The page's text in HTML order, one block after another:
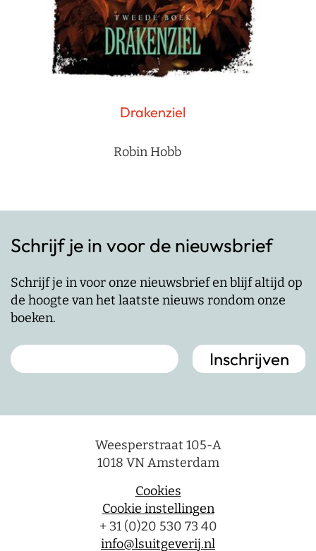
Drakenziel
Robin Hobb
Schrijf je in voor de nieuwsbrief
Schrijf je in voor onze nieuwsbrief en blijf altijd op
de hoogte van het laatste nieuws rondom onze
boeken.
Weesperstraat 105-A
1018 VN Amsterdam
Cookies
Cookie instellingen
+ 31 (0)20 530 73 40
info@lsuitgeverij.nl